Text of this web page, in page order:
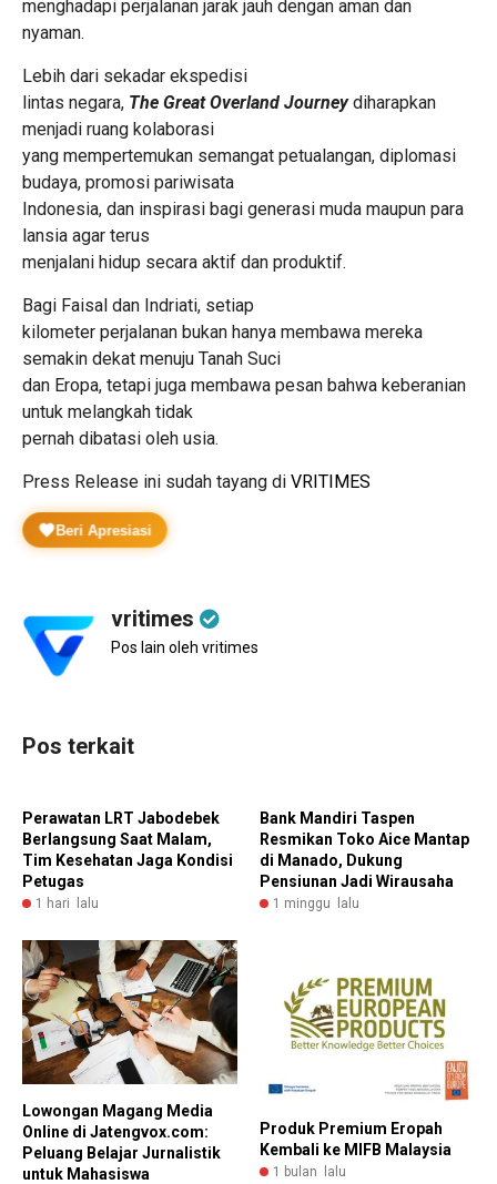
menghadapi perjalanan jarak jauh dengan aman dan
nyaman.
Lebih dari sekadar ekspedisi
lintas negara, The Great Overland Journeydiharapkan
menjadi ruang kolaborasi
yang mempertemukan semangat petualangan, diplomasi
budaya, promosi pariwisata
Indonesia, dan inspirasi bagi generasi muda maupun para
lansia agar terus
menjalani hidup secara aktif dan produktif.
Bagi Faisal dan Indriati, setiap
kilometer perjalanan bukan hanya membawa mereka
semakin dekat menuju Tanah Suci
dan Eropa, tetapi juga membawa pesan bahwa keberanian
untuk melangkah tidak
pernah dibatasi oleh usia.
Press Release ini sudah tayang di VRITIMES
Beri Apresiasi
vritimes
Pos lain oleh vritimes
Pos terkait
Perawatan LRT Jabodebek
Berlangsung Saat Malam,
Tim Kesehatan Jaga Kondisi
Petugas
1 hari lalu
Bank Mandiri Taspen
Resmikan Toko Aice Mantap
di Manado, Dukung
Pensiunan Jadi Wirausaha
1 minggu lalu
Lowongan Magang Media
Online di Jatengvox.com:
Peluang Belajar Jurnalistik
untuk Mahasiswa
Produk Premium Eropah
Kembali ke MIFB Malaysia
1 bulan lalu